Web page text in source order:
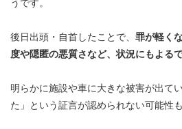
後日出頭・自首したことで、 罪が軽く
度や隠匿の悪質さなど、状況にもよるで
明らかに施設や車に大きな被害が出て
た」という証言が認められない可能性も